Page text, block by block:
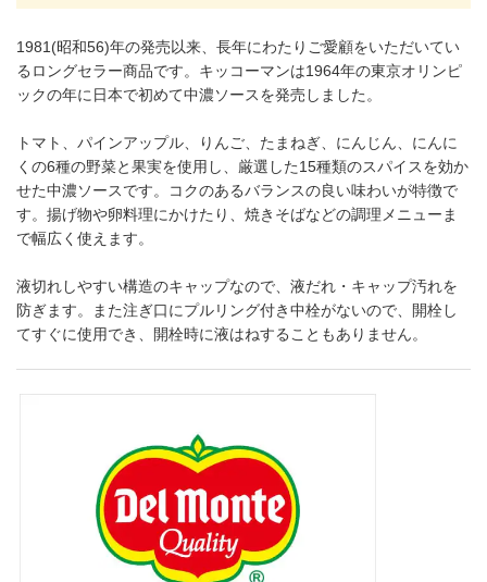
1981(昭和56)年の発売以来、長年にわたりご愛顧をいただいてい
るロングセラー商品です。キッコーマンは1964年の東京オリンピ
ックの年に日本で初めて中濃ソースを発売しました。
トマト、パインアップル、りんご、たまねぎ、にんじん、にんに
くの6種の野菜と果実を使用し、厳選した15種類のスパイスを効か
せた中濃ソースです。コクのあるバランスの良い味わいが特徴で
す。揚げ物や卵料理にかけたり、焼きそばなどの調理メニューま
で幅広く使えます。
液切れしやすい構造のキャップなので、液だれ・キャップ汚れを
防ぎます。また注ぎ口にプルリング付き中栓がないので、開栓し
てすぐに使用でき、開栓時に液はねすることもありません。